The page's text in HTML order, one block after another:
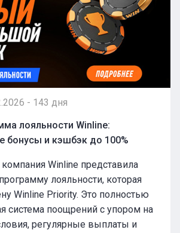
- 143 дня
лояльности Winline:
бонусы и кэшбэк до 100%
Winline представила
лояльности, которая
Winline Priority. Это полностью
система поощрений с упором на
регулярные выплаты и